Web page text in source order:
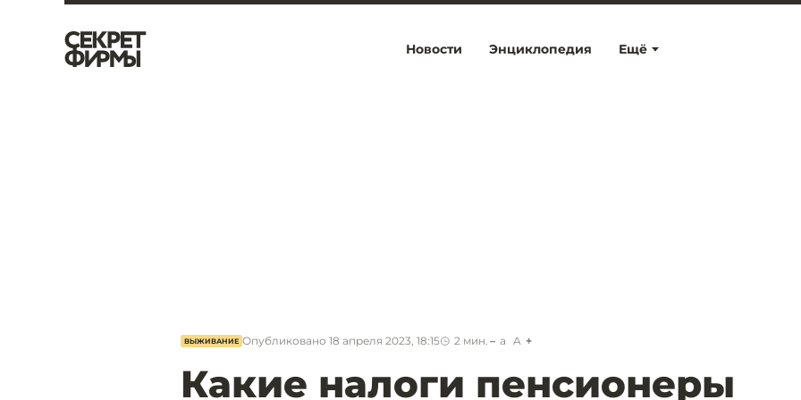
Ещё
Новости Энциклопедия
ВЫЖИВАНИЕ Опубликовано 18 апреля 2023, 18:15 2 мин. a A
Какие налоги пенсионеры